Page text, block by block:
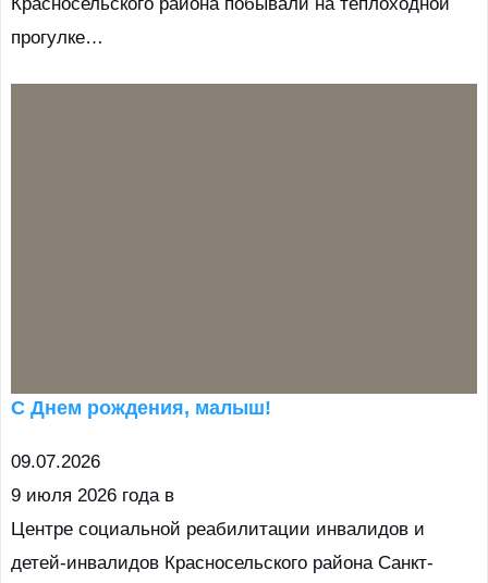
прогулке…
С Днем рождения, малыш!
09.07.2026
9 июля 2026 года в
Центре социальной реабилитации инвалидов и
детей-инвалидов Красносельского района Санкт-